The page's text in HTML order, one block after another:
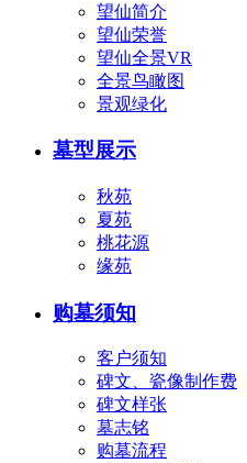
望仙简介
望仙荣誉
望仙全景VR
全景鸟瞰图
景观绿化
墓型展示
秋苑
夏苑
桃花源
缘苑
购墓须知
客户须知
碑文、瓷像制作费
碑文样张
墓志铭
购墓流程